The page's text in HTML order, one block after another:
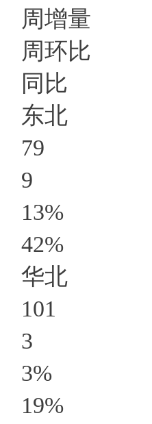
周增量
周环比
同比
东北
79
9
13%
42%
华北
101
3
3%
19%